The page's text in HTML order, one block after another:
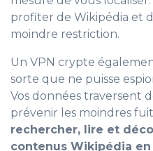
profiter de Wikipédia et
moindre restriction.
Un VPN crypte
sorte que ne puisse
Vos données traversent
prévenir les moindres
rechercher, lire et
contenus Wikipédia